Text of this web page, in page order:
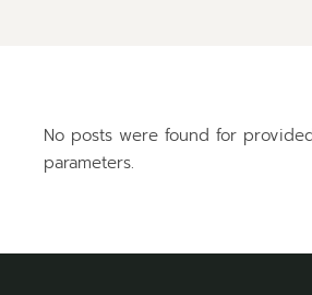
No posts were found for
parameters.